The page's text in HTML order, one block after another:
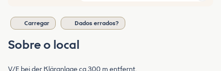
Carregar Dados errados?
Sobre o local
V/E bei der Kläranlage ca.300 m entfernt.